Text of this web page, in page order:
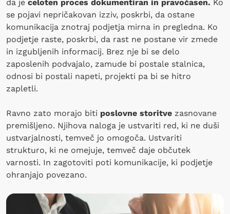
da je celoten proces dokumentiran in pravočasen. Ko
se pojavi nepričakovan izziv, poskrbi, da ostane
komunikacija znotraj podjetja mirna in pregledna. Ko
podjetje raste, poskrbi, da rast ne postane vir zmede
in izgubljenih informacij. Brez nje bi se delo
zaposlenih podvajalo, zamude bi postale stalnica,
odnosi bi postali napeti, projekti pa bi se hitro
zapletli.
Ravno zato morajo biti poslovne storitve zasnovane
premišljeno. Njihova naloga je ustvariti red, ki ne duši
ustvarjalnosti, temveč jo omogoča. Ustvariti
strukturo, ki ne omejuje, temveč daje občutek
varnosti. In zagotoviti poti komunikacije, ki podjetje
ohranjajo povezano.